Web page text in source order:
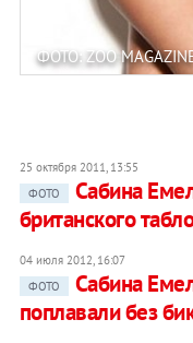
ФОТО: ZOO
25 октября 2011, 13:55
ФОТО
Сабина
британского
04 июля 2012, 16:07
ФОТО
Сабина
поплавали без